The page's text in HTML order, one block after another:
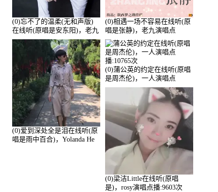
(0)忘不了的温柔(无和声版)
在线听(原唱是安东阳)，老九
演唱点播:17392次
(0)相遇一场不容易在线听(原
唱是张静)，老九演唱点
播:11453次
(0)爱到深处全是泪在线听(原
唱是雨中百合)，Yolanda He
(0)蒲公英的约定在线听(原唱
是周杰伦)，一人演唱点
播:10765次
(0)梁洁Little在线听(原唱
是)，rosy演唱点播:9603次